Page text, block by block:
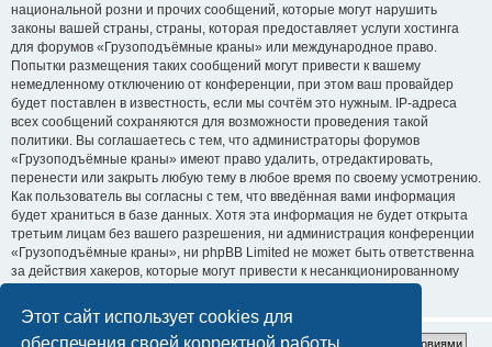
Этот сайт использует cookies для
обеспечения своей корректной работы.
национальной розни и прочих сообщений, которые могут нарушить
законы вашей страны, страны, которая предоставляет услуги хостинга
для форумов «Грузоподъёмные краны» или международное право.
Попытки размещения таких сообщений могут привести к вашему
немедленному отключению от конференции, при этом ваш провайдер
будет поставлен в известность, если мы сочтём это нужным. IP-адреса
всех сообщений сохраняются для возможности проведения такой
политики. Вы соглашаетесь с тем, что администраторы форумов
«Грузоподъёмные краны» имеют право удалить, отредактировать,
перенести или закрыть любую тему в любое время по своему усмотрению.
Как пользователь вы согласны с тем, что введённая вами информация
будет храниться в базе данных. Хотя эта информация не будет открыта
третьим лицам без вашего разрешения, ни администрация конференции
«Грузоподъёмные краны», ни phpBB Limited не может быть ответственна
за действия хакеров, которые могут привести к несанкционированному